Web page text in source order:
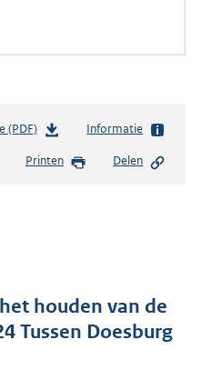
(PDF)b
s
r
o
Informatie
Printen Delen
houden van de
Tussen Doesburg